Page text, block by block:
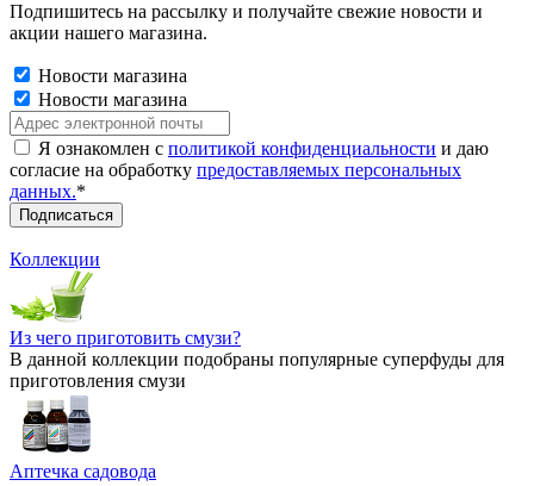
Подпишитесь на рассылку и получайте свежие новости и
акции нашего магазина.
Новости магазина
Новости магазина
Я ознакомлен с политикой конфиденциальности и даю
согласие на обработку предоставляемых персональных
данных.*
Коллекции
Из чего приготовить смузи?
В данной коллекции подобраны популярные суперфуды для
приготовления смузи
Аптечка садовода